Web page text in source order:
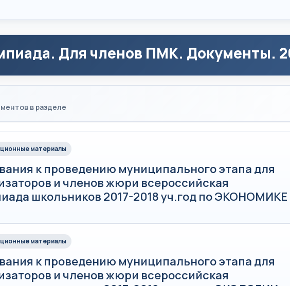
Для членов ПМК. Документы.
в разделе
материалы
к проведению муниципального этапа для
и членов жюри всероссийская
школьников 2017-2018 уч.год по ЭКОНОМИКЕ
материалы
к проведению муниципального этапа для
и членов жюри всероссийская